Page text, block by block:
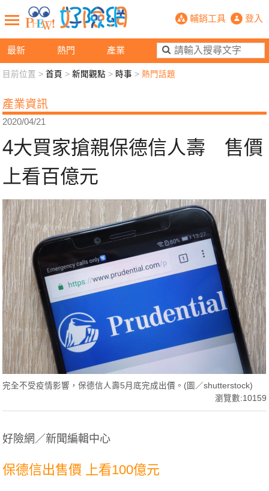
最新 熱門 產業
4大買家搶親保德信人壽 售價上
輔銷工具 登入
新聞觀點 業務交流 好險懂生活
退休先準備 好險學堂 輔銷工具 活動專區
目前位置 >首頁 >新聞觀點 > 時事 >熱門話題
產業資訊
2020/04/21
4大買家搶親保德信人壽 售價
上看百億元
完全不受疫情影響，保德信人壽5月底完成出價。(圖／shutterstock)
瀏覽數:10159
好險網／新聞編輯中心
保德信出售價 上看100億元